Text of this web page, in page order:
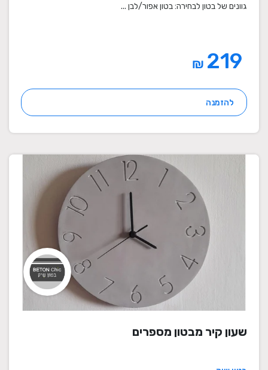
גוונים של בטון לבחירה: בטון אפור/לבן ...
₪
להזמנה
שעון קיר מבטון מספרים